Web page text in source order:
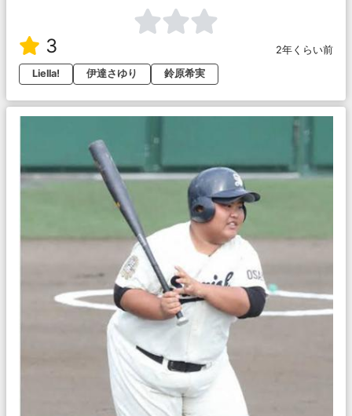
3
2年くらい前
Liella!
伊達さゆり 鈴原希実